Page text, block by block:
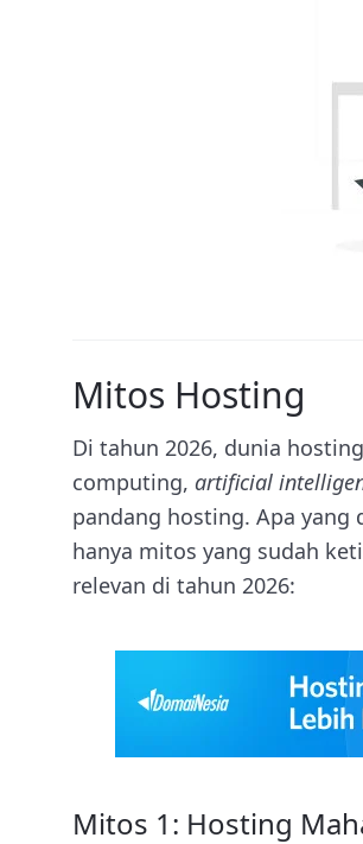
Mitos Hosting
Di tahun 2026, dunia
computing, artificial
pandang hosting. Apa
hanya mitos yang sudah
relevan di tahun 2026:
Mitos 1: Hosting